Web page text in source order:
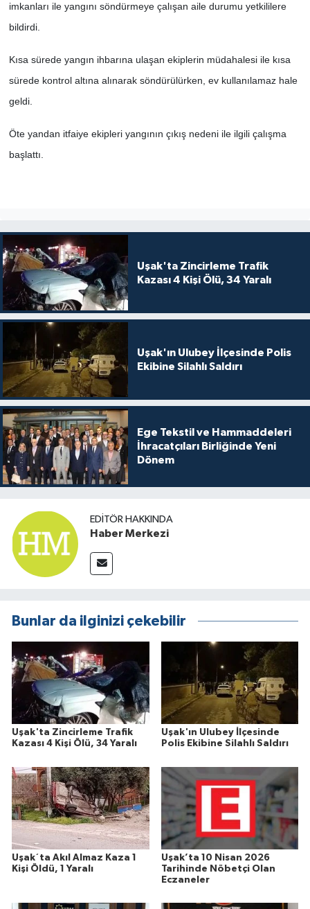
imkanları ile yangını söndürmeye çalışan aile durumu yetkililere
bildirdi.
Kısa sürede yangın ihbarına ulaşan ekiplerin müdahalesi ile kısa
sürede kontrol altına alınarak söndürülürken, ev kullanılamaz hale
geldi.
Öte yandan itfaiye ekipleri yangının çıkış nedeni ile ilgili çalışma
başlattı.
Uşak'ta Zincirleme Trafik
Kazası 4 Kişi Ölü, 34 Yaralı
Uşak'ın Ulubey İlçesinde Polis
Ekibine Silahlı Saldırı
Ege Tekstil ve Hammaddeleri
İhracatçıları Birliğinde Yeni
Dönem
EDITÖR HAKKINDA
Haber Merkezi
Bunlar da ilginizi çekebilir
Uşak'ta Zincirleme Trafik
Kazası 4 Kişi Ölü, 34 Yaralı
Uşak'ın Ulubey İlçesinde
Polis Ekibine Silahlı Saldırı
Uşak´ta Akıl Almaz Kaza 1
Kişi Öldü, 1 Yaralı
Uşak’ta 10 Nisan 2026
Tarihinde Nöbetçi Olan
Eczaneler
SİYASET
TEKNOLOJİ
Yerel